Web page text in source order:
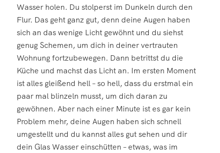
Wasser holen. Du stolperst im Dunkeln durch den
Flur. Das geht ganz gut, denn deine Augen haben
sich an das wenige Licht gewöhnt und du siehst
genug Schemen, um dich in deiner vertrauten
Wohnung fortzubewegen. Dann betrittst du die
Küche und machst das Licht an. Im ersten Moment
ist alles gleißend hell – so hell, dass du erstmal ein
paar mal blinzeln musst, um dich daran zu
gewöhnen. Aber nach einer Minute ist es gar kein
Problem mehr, deine Augen haben sich schnell
umgestellt und du kannst alles gut sehen und dir
dein Glas Wasser einschütten – etwas, was im